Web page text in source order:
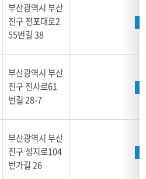
부산광역시 부산
진구 전포대로2
55번길 38
부산광역시 부산
진구 진사로61
번길 28-7
부산광역시 부산
진구 성지로104
번가길 26